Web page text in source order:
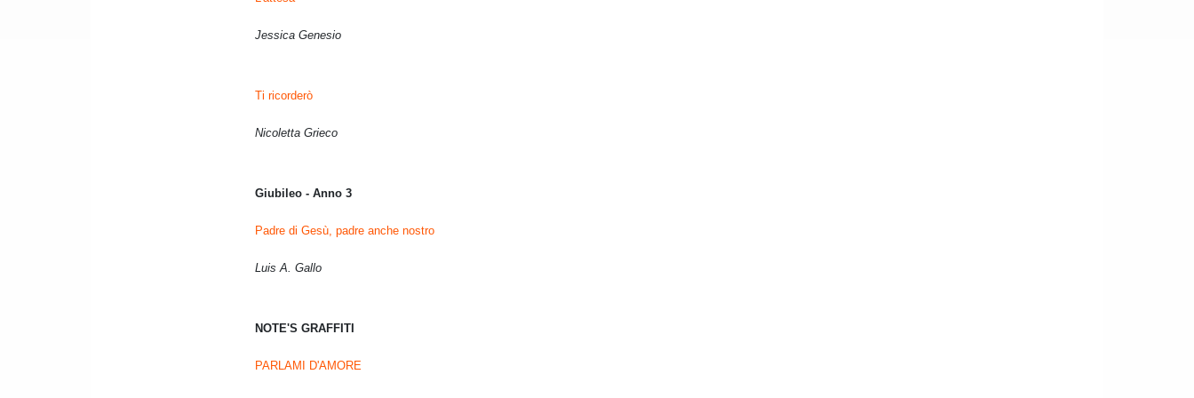
Jessica Genesio
Ti ricorderò
Nicoletta Grieco
Giubileo - Anno 3
Padre di Gesù, padre anche nostro
Luis A. Gallo
NOTE'S GRAFFITI
PARLAMI D'AMORE